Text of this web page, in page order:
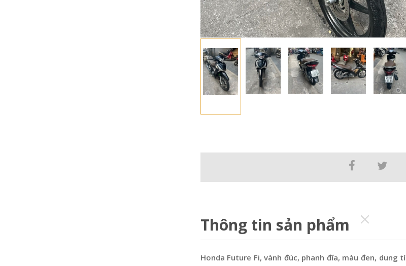
Thông tin sản phẩm
Honda Future Fi, vành đúc, phanh đĩa, màu đen,